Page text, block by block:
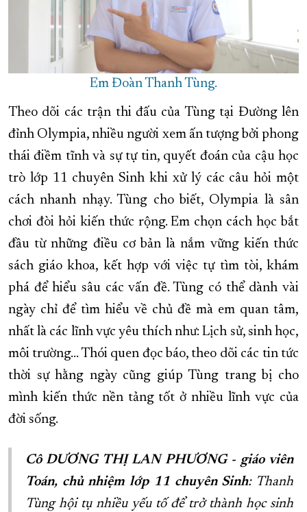
Em Đoàn Thanh Tùng.
Theo dõi các trận thi đấu của Tùng tại Đường lên
đỉnh Olympia, nhiều người xem ấn tượng bởi phong
thái điềm tĩnh và sự tự tin, quyết đoán của cậu học
trò lớp 11 chuyên Sinh khi xử lý các câu hỏi một
cách nhanh nhạy. Tùng cho biết, Olympia là sân
chơi đòi hỏi kiến thức rộng. Em chọn cách học bắt
đầu từ những điều cơ bản là nắm vững kiến thức
sách giáo khoa, kết hợp với việc tự tìm tòi, khám
phá để hiểu sâu các vấn đề. Tùng có thể dành vài
ngày chỉ để tìm hiểu về chủ đề mà em quan tâm,
nhất là các lĩnh vực yêu thích như: Lịch sử, sinh học,
môi trường... Thói quen đọc báo, theo dõi các tin tức
thời sự hằng ngày cũng giúp Tùng trang bị cho
mình kiến thức nền tảng tốt ở nhiều lĩnh vực của
đời sống.
Cô DƯƠNG THỊ LAN PHƯƠNG - giáo viên
Toán, chủ nhiệm lớp 11 chuyên Sinh: Thanh
Tùng hội tụ nhiều yếu tố để trở thành học sinh